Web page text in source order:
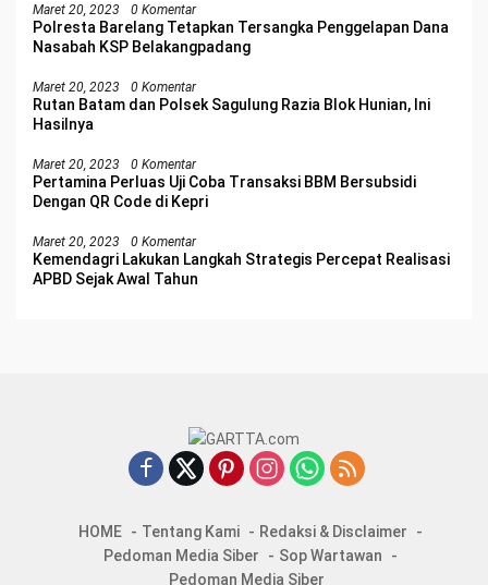
Maret 20, 2023 0 Komentar
Polresta Barelang Tetapkan Tersangka Penggelapan Dana
Nasabah KSP Belakangpadang
Maret 20, 2023 0 Komentar
Rutan Batam dan Polsek Sagulung Razia Blok Hunian, Ini
Hasilnya
Maret 20, 2023 0 Komentar
Pertamina Perluas Uji Coba Transaksi BBM Bersubsidi
Dengan QR Code di Kepri
Maret 20, 2023 0 Komentar
Kemendagri Lakukan Langkah Strategis Percepat Realisasi
APBD Sejak Awal Tahun
HOME Tentang Kami
Redaksi & Disclaimer
Pedoman Media Siber
Sop Wartawan
Pedoman Media Siber